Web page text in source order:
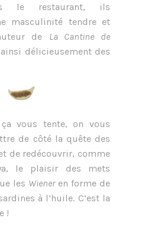
le restaurant, ils
masculinité tendre et
de La Cantine de
ainsi délicieusement des
vous tente, on vous
de côté la quête des
de redécouvrir, comme
le plaisir des mets
les Wieneren forme de
à l’huile. C’est la
!